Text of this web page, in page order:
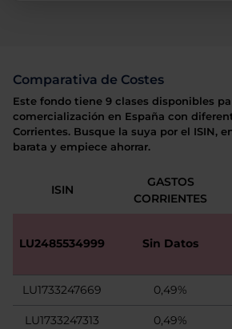
Comparativa de Costes
Este fondo tiene 9 clases disponibles
comercialización en España con
Corrientes. Busque la suya por el ISIN,
barata y empiece ahorrar.
ISIN
GASTOS
CORRIENTES
LU2485534999 Sin Datos
LU1733247669 0,49%
LU1733247313 0,49%